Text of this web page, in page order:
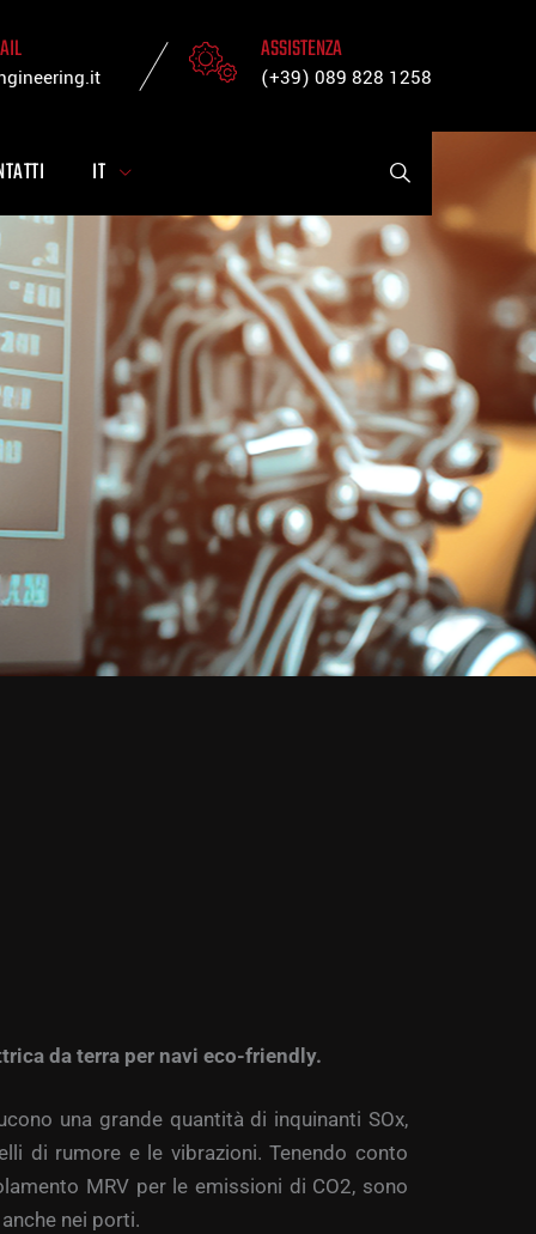
ASSISTENZA
(+39) 089 828 1258
IT
da terra per navi eco-friendly.
una grande quantità di inquinanti SOx,
di rumore e le vibrazioni. Tenendo conto
MRV per le emissioni di CO2, sono
nei porti.